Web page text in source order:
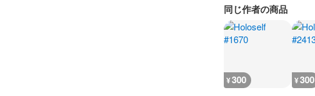
同じ作者の商品
¥300 ¥300